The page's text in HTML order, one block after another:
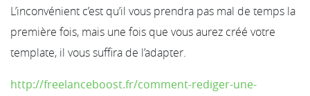
L’inconvénient c’est qu’il vous prendra pas mal de temps la
première fois, mais une fois que vous aurez créé votre
template, il vous suffira de l’adapter.
http://freelanceboost.fr/comment-rediger-une-